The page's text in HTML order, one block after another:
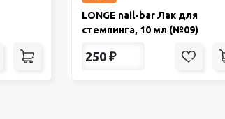
LONGE nail-bar Лак для
стемпинга, 10 мл (№09)
250 ₽